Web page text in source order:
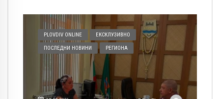
PLOVDIV ONLINE ЕКСКЛУЗИВНО
ПОСЛЕДНИ НОВИНИ РЕГИОНА